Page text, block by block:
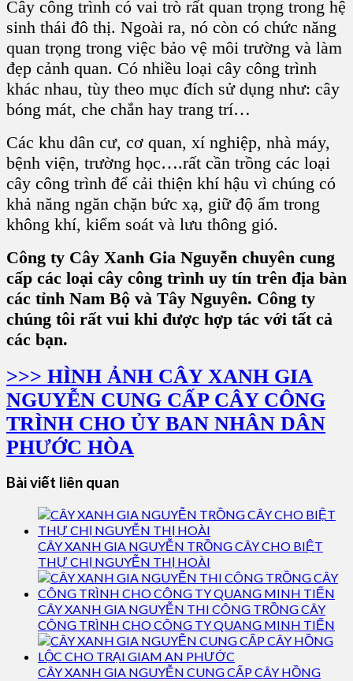
Cây công trình có vai trò rất quan trọng trong hệ
sinh thái đô thị. Ngoài ra, nó còn có chức năng
quan trọng trong việc bảo vệ môi trường và làm
đẹp cảnh quan. Có nhiều loại cây công trình
khác nhau, tùy theo mục đích sử dụng như: cây
bóng mát, che chắn hay trang trí…
Các khu dân cư, cơ quan, xí nghiệp, nhà máy,
bệnh viện, trường học….rất cần trồng các loại
cây công trình để cải thiện khí hậu vì chúng có
khả năng ngăn chặn bức xạ, giữ độ ẩm trong
không khí, kiểm soát và lưu thông gió.
Công ty Cây Xanh Gia Nguyễn chuyên cung
cấp các loại cây công trình uy tín trên địa bàn
các tỉnh Nam Bộ và Tây Nguyên. Công ty
chúng tôi rất vui khi được hợp tác với tất cả
các bạn.
>>> HÌNH ẢNH CÂY XANH GIA
NGUYỄN CUNG CẤP CÂY CÔNG
TRÌNH CHO ỦY BAN NHÂN DÂN
PHƯỚC HÒA
Bài viết liên quan
CÂY XANH GIA NGUYỄN TRỒNG CÂY CHO BIỆT
THỰ CHỊ NGUYỄN THỊ HOÀI
CÂY XANH GIA NGUYỄN THI CÔNG TRỒNG CÂY
CÔNG TRÌNH CHO CÔNG TY QUANG MINH TIẾN
CÂY XANH GIA NGUYỄN CUNG CẤP CÂY HỒNG